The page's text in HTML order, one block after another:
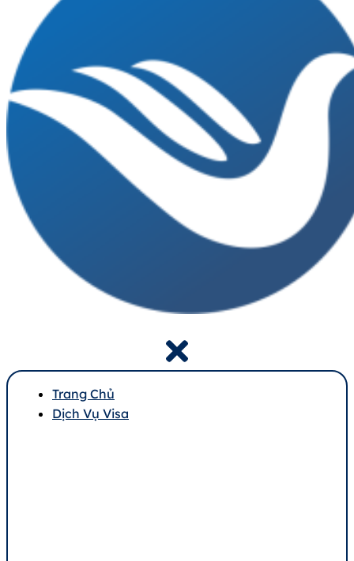
Trang Chủ
Dịch Vụ Visa